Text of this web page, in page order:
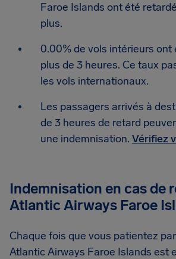
Faroe Islands ont été
plus.
0.00% de vols intérieurs ont
plus de 3 heures. Ce taux
les vols internationaux.
Les passagers arrivés à
de 3 heures de retard
une indemnisation. Vérifiez
Indemnisation en cas de
Atlantic Airways Faroe
Chaque fois que vous patientez
Atlantic Airways Faroe Islands est